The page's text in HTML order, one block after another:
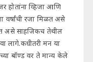
होतांना व्हिजा आणि
वर्षांची रजा मिळत असे
असे साहजिकच तेथील
लागे.कधीतरी मन या
बॉण्ड वर ते मान्य केले